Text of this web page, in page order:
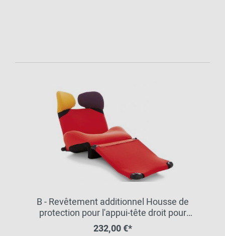
B - Revêtement additionnel Housse de
protection pour l'appui-tête droit pour
Wink Cassina Popeline rouge
232,00 €*